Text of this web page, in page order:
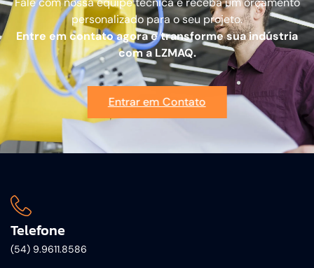
personalizado para o seu projeto.
Entre em contato agora e transforme sua indústria
com a LZMAQ.
Entrar em Contato
Telefone
(54) 9.9611.8586